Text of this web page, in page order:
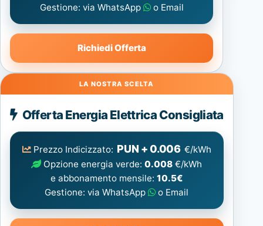
Gestione: via WhatsApp o Email
Richiedi Offerta
Energia
Elettrica
consigliata
Offerta Energia Elettrica Consigliata
Prezzo Indicizzato: PUN + 0.006 €/kWh
Opzione energia verde:0.008 €/kWh
e abbonamento mensile: 10.5€
Gestione: via WhatsApp
o Email